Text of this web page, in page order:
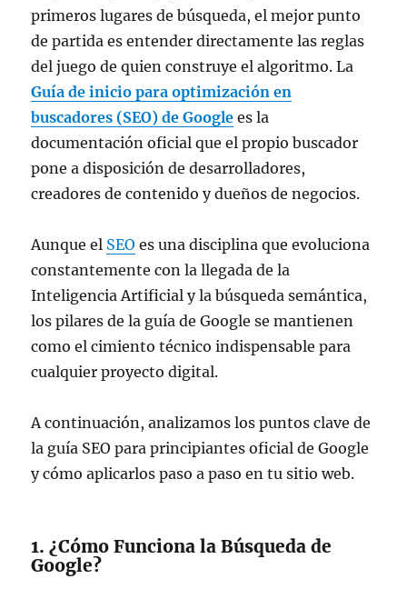
primeros lugares de búsqueda, el mejor punto
de partida es entender directamente las reglas
del juego de quien construye el algoritmo. La
Guía de inicio para optimización en
buscadores (SEO) de Google es la
documentación oficial que el propio buscador
pone a disposición de desarrolladores,
creadores de contenido y dueños de negocios.
Aunque el SEO es una disciplina que evoluciona
constantemente con la llegada de la
Inteligencia Artificial y la búsqueda semántica,
los pilares de la guía de Google se mantienen
como el cimiento técnico indispensable para
cualquier proyecto digital.
A continuación, analizamos los puntos clave de
la guía SEO para principiantes oficial de Google
y cómo aplicarlos paso a paso en tu sitio web.
1. ¿Cómo Funciona la Búsqueda de
Google?